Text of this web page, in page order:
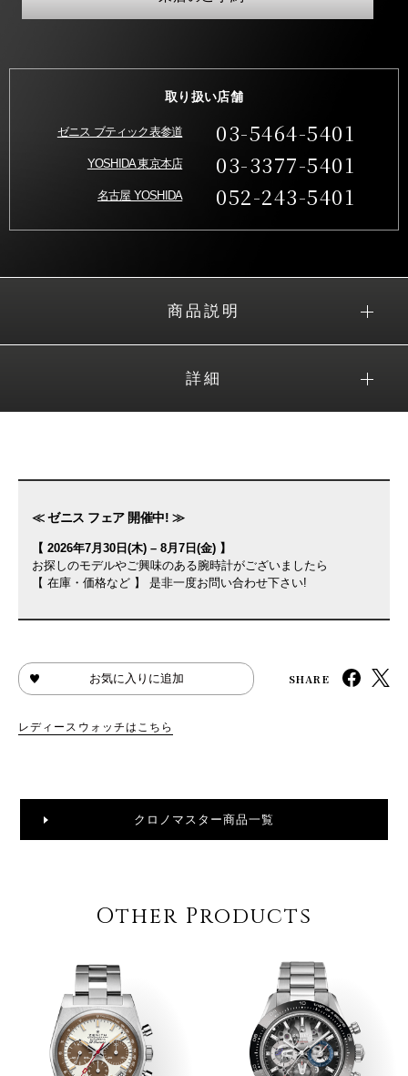
取り扱い店舗
ゼニス ブティック表参道 03-5464-5401
YOSHIDA 東京本店 03-3377-5401
名古屋 YOSHIDA 052-243-5401
商品説明
詳細
≪ ゼニス フェア 開催中! ≫
【 2026年7月30日(木) – 8月7日(金) 】
お探しのモデルやご興味のある腕時計がございましたら
【 在庫・価格など 】 是非一度お問い合わせ下さい!
お気に入りに追加 SHARE
レディースウォッチはこちら
クロノマスター商品一覧
Other Products